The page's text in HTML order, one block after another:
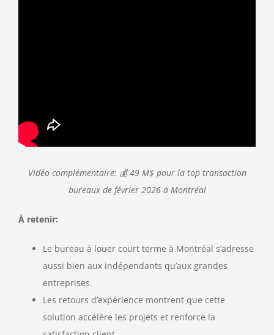
Vidéo complémentaire: 💰 49 M$ pour la top transaction
bureaux de février 2026 à Montréal
À retenir:
Le bureau à louer court terme à Montréal s’adresse
aussi bien aux indépendants qu’aux grandes
entreprises.
Les retours d’expérience montrent que cette
solution accélère les projets et renforce la